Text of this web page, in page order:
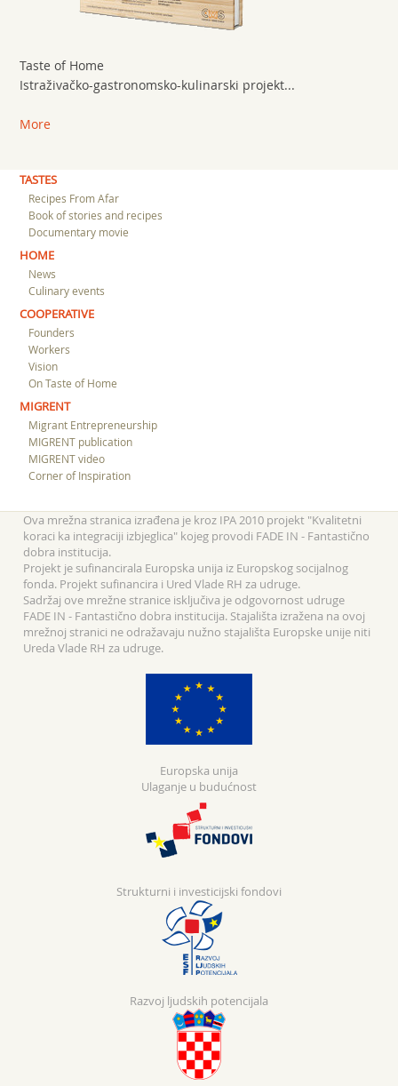
Taste of Home
Istraživačko-gastronomsko-kulinarski projekt...
More
TASTES
Recipes From Afar
Book of stories and recipes
Documentary movie
HOME
News
Culinary events
COOPERATIVE
Founders
Workers
Vision
On Taste of Home
MIGRENT
Migrant Entrepreneurship
MIGRENT publication
MIGRENT video
Corner of Inspiration
Ova mrežna stranica izrađena je kroz IPA 2010 projekt "Kvalitetni
koraci ka integraciji izbjeglica" kojeg provodi FADE IN - Fantastično
dobra institucija.
Projekt je sufinancirala Europska unija iz Europskog socijalnog
fonda. Projekt sufinancira i Ured Vlade RH za udruge.
Sadržaj ove mrežne stranice isključiva je odgovornost udruge
FADE IN - Fantastično dobra institucija. Stajališta izražena na ovoj
mrežnoj stranici ne odražavaju nužno stajališta Europske unije niti
Ureda Vlade RH za udruge.
Europska unija
Ulaganje u budućnost
Strukturni i investicijski fondovi
Razvoj ljudskih potencijala